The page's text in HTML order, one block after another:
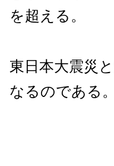
を超える。
東日本大震災
なるのである。